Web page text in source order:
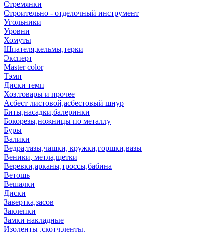
Стремянки
Строительно - отделочный инструмент
Угольники
Уровни
Хомуты
Шпателя,кельмы,терки
Эксперт
Master color
Тэмп
Диски темп
Хоз.товары и прочее
Асбест листовой,асбестовый шнур
Биты,насадки,балеринки
Бокорезы,ножницы по металлу
Буры
Валики
Ведра,тазы,чашки, кружки,горшки,вазы
Веники, метла,щетки
Веревки,арканы,троссы,бабина
Ветошь
Вешалки
Диски
Завертка,засов
Заклепки
Замки накладные
Изоленты ,скотч,ленты.